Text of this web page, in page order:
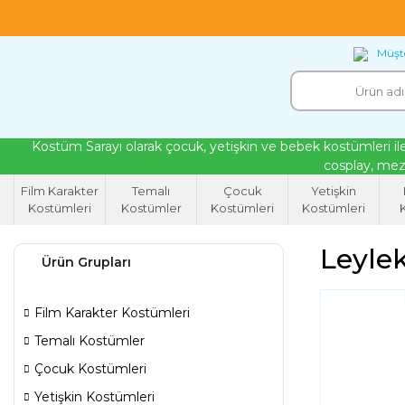
Kostüm Sarayı olarak çocuk, yetişkin ve bebek kostümleri
cosplay,
Film Karakter
Kostümleri
Temalı
Kostümler
Çocuk
Kostümleri
Yetişkin
Kostümleri
Ürün Grupları
Film Karakter Kostümleri
Temalı Kostümler
Çocuk Kostümleri
Yetişkin Kostümleri